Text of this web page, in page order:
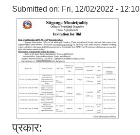
Submitted on: Fri, 12/02/2022 - 12:10
प्रकार: